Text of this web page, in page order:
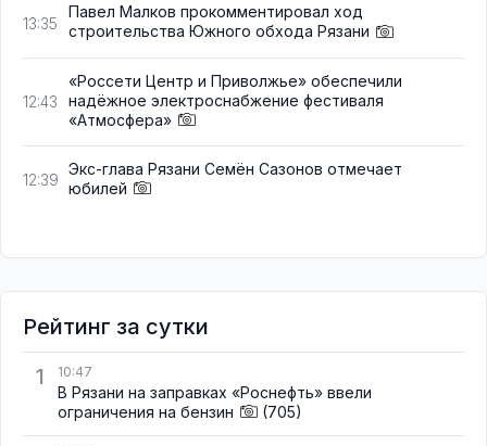
13:35
Павел Малков прокомментировал ход
строительства Южного обхода Рязани
12:43
«Россети Центр и Приволжье» обеспечили
надёжное электроснабжение фестиваля
«Атмосфера»
12:39
Экс-глава Рязани Семён Сазонов отмечает
юбилей
Рейтинг за сутки
1
10:47
В Рязани на заправках «Роснефть» ввели
ограничения на бензин
(705)